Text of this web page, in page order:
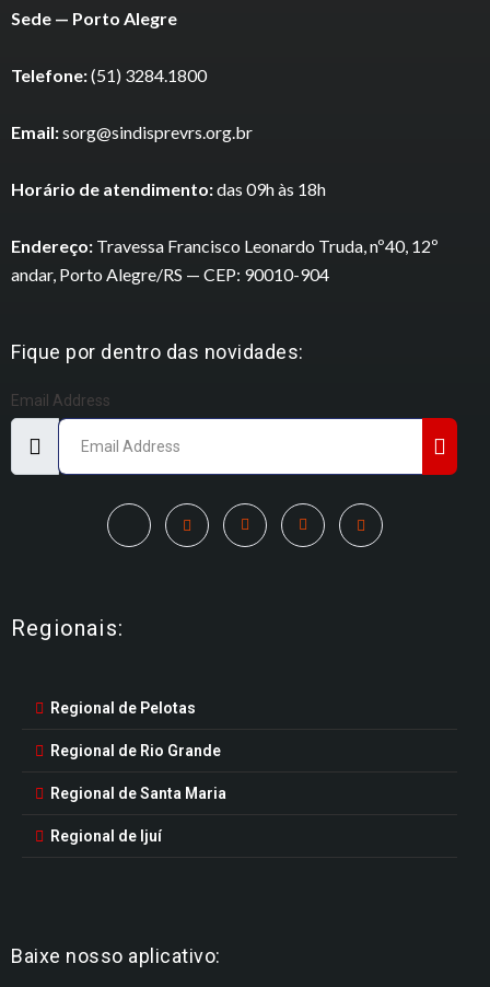
Sede — Porto Alegre
Telefone:(51) 3284.1800
Email:sorg@sindisprevrs.org.br
Horário de atendimento:das 09h às 18h
Endereço: Travessa Francisco Leonardo Truda, nº40, 12º
andar, Porto Alegre/RS — CEP: 90010-904
Fique por dentro das novidades:
Email Address
Regionais:
Regional de Pelotas
Regional de Rio Grande
Regional de Santa Maria
Regional de Ijuí
Baixe nosso aplicativo: